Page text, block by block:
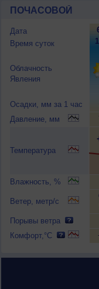
ПОЧАСОВОЙ
Дата
Время суток
Облачность
Явления
Осадки, мм за 1 час
Давление, мм
Температура
Влажность, %
Ветер, метр/с
Порывы ветра
Комфорт,°C